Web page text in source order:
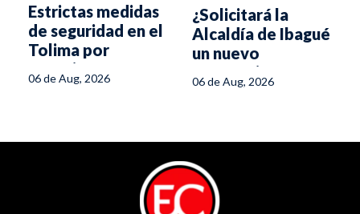
Estrictas medidas
de seguridad en el
Tolima por
posesión
presidencial
06 de Aug, 2026
¿Solicitará la
Alcaldía de Ibagué
un nuevo
empréstito por
$60.000 millones?
06 de Aug, 2026